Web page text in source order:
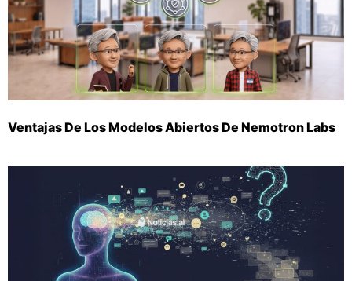
Ventajas De Los Modelos Abiertos De Nemotron Labs